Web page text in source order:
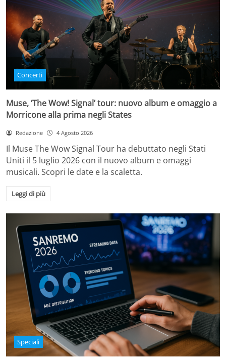
Concerti
Muse, ‘The Wow! Signal’ tour: nuovo album e omaggio a
Morricone alla prima negli States
Redazione 4 Agosto 2026
Il Muse The Wow Signal Tour ha debuttato negli Stati
Uniti il 5 luglio 2026 con il nuovo album e omaggi
musicali. Scopri le date e la scaletta.
Leggi di più
Speciali